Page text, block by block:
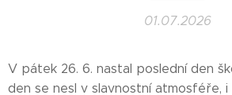
01.07.2026
V pátek 26. 6. nastal poslední den
den se nesl v slavnostní atmosféře, i